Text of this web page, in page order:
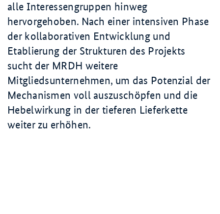
alle Interessengruppen hinweg
hervorgehoben. Nach einer intensiven Phase
der kollaborativen Entwicklung und
Etablierung der Strukturen des Projekts
sucht der MRDH weitere
Mitgliedsunternehmen, um das Potenzial der
Mechanismen voll auszuschöpfen und die
Hebelwirkung in der tieferen Lieferkette
weiter zu erhöhen.